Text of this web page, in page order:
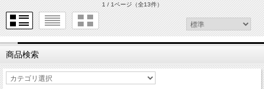
1 / 1ページ（全13件）
商品検索